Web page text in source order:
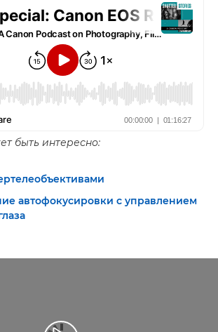
быть интересно:
автофокусировки с управлением